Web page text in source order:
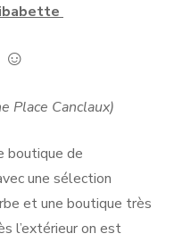
☺
Place Canclaux)
boutique de
une sélection
et une boutique très
l’extérieur on est